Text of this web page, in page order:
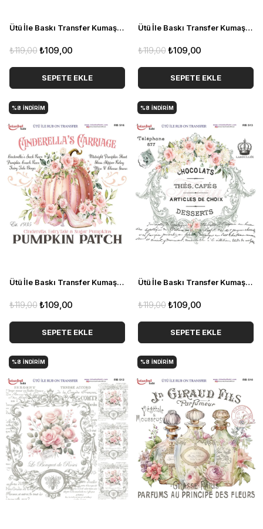
Ütü İle Baskı Transfer Kumaş Ve Ahşap Rubon 30 x 30 cm Ayıcık Detaylı RB 514
₺109,00
₺119,00
SEPETE EKLE
Ütü İle Baskı Transfer Kumaş Ve Ahşap Rubon 30 x 30 cm Vintage Kabak ve Yazı Detaylı RB 517
₺109,00
₺119,00
SEPETE EKLE
Ütü İle Baskı Transfer Kumaş Ve Ahşap Rubon 30 x 30 cm Vintage Kabak ve Yazı Detaylı RB 516
₺109,00
₺119,00
SEPETE EKLE
%8 İNDIRIM
Ütü İle Baskı Transfer Kumaş Ve Ahşap Rubon 30 x 30 cm Vintage Gül ve Yazı Detaylı RB 513
₺109,00
₺119,00
SEPETE EKLE
%8 İNDIRIM
%8 İNDIRIM %8 İNDIRIM